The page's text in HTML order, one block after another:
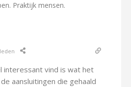
Praktijk mensen.
interessant vind is wat het
aansluitingen die gehaald